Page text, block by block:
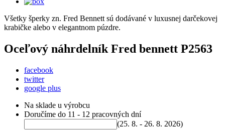
Všetky šperky zn. Fred Bennett sú dodávané v luxusnej darčekovej
krabičke alebo v elegantnom púzdre.
Oceľový náhrdelníkFred bennett P2563
facebook
twitter
google plus
Na sklade u výrobcu
Doručíme do 11 - 12 pracovných dní
(25. 8. - 26. 8. 2026)